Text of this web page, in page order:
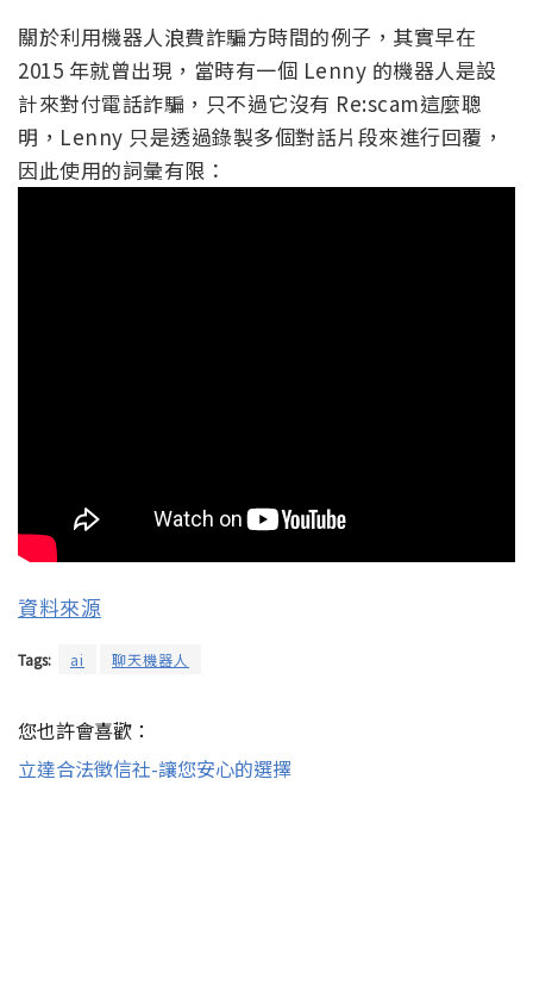
關於利用機器人浪費詐騙方時間的例子，其實早在
2015 年就曾出現，當時有一個 Lenny 的機器人是設
計來對付電話詐騙，只不過它沒有 Re:scam這麼聰
明，Lenny 只是透過錄製多個對話片段來進行回覆，
因此使用的詞彙有限：
資料來源
Tags: ai 聊天機器人
您也許會喜歡：
立達合法徵信社-讓您安心的選擇